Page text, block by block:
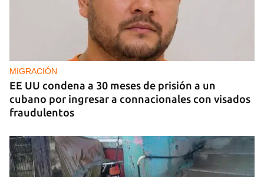
MIGRACIÓN
EE UU condena a 30 meses de prisión a un
cubano por ingresar a connacionales con visados
fraudulentos